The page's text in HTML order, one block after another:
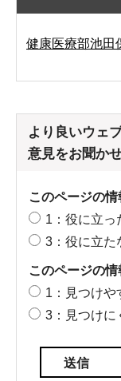
健康医療部池田
より良いウェ
意見をお聞か
このページの
1：役に立っ
3：役に立た
このページの
1：見つけや
3：見つけに